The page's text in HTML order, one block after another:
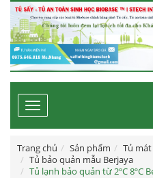
Toggle
navigation
Trang chủ Sản phẩm
Tủ
Tủ bảo quản mẫu Berjaya
Tủ lạnh bảo quản từ 2ºC 8ºC